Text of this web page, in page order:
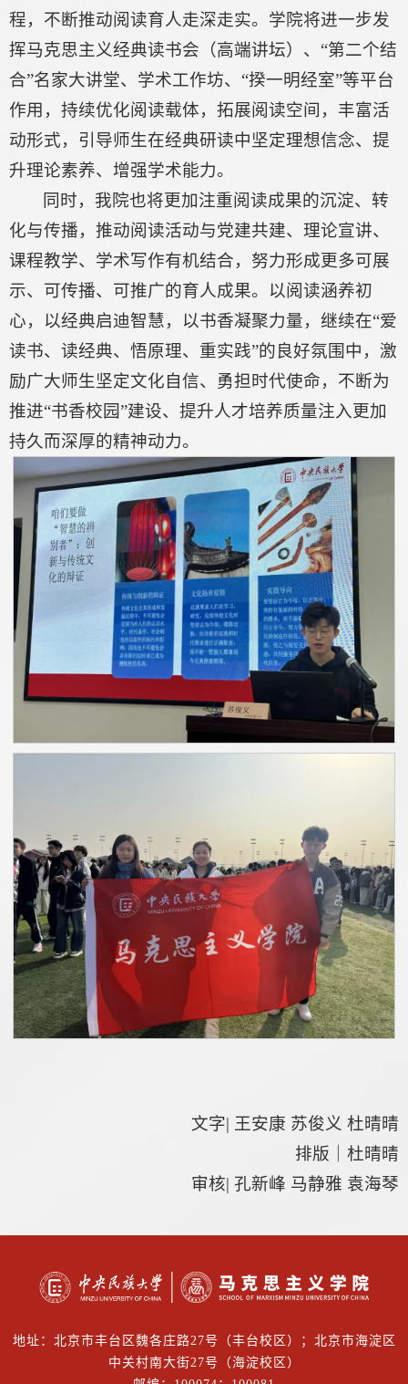
程，不断推动阅读育人走深走实。学院将进一步发
挥马克思主义经典读书会（高端讲坛）、“第二个结
合”名家大讲堂、学术工作坊、“揆一明经室”等平台
作用，持续优化阅读载体，拓展阅读空间，丰富活
动形式，引导师生在经典研读中坚定理想信念、提
升理论素养、增强学术能力。
同时，我院也将更加注重阅读成果的沉淀、转
化与传播，推动阅读活动与党建共建、理论宣讲、
课程教学、学术写作有机结合，努力形成更多可展
示、可传播、可推广的育人成果。以阅读涵养初
心，以经典启迪智慧，以书香凝聚力量，继续在“爱
读书、读经典、悟原理、重实践”的良好氛围中，激
励广大师生坚定文化自信、勇担时代使命，不断为
推进“书香校园”建设、提升人才培养质量注入更加
持久而深厚的精神动力。
文字| 王安康 苏俊义 杜晴晴
排版｜杜晴晴
审核| 孔新峰 马静雅 袁海琴
地址：北京市丰台区魏各庄路27号（丰台校区）；北京市海淀区
中关村南大街27号（海淀校区）